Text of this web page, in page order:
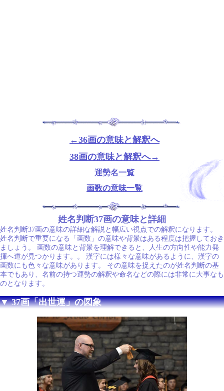
←36画の意味と解釈へ
38画の意味と解釈へ→
運勢名一覧
画数の意味一覧
姓名判断37画の意味と詳細
姓名判断37画の意味の詳細な解説と幅広い視点での解釈になります。
姓名判断で重要になる「画数」の意味や背景はある程度は把握しておき
ましょう。 画数の意味と背景を理解できると、人生の方向性や能力発
揮へ道が見つかります。。 漢字には様々な意味があるように、漢字の
画数にも色々な意味があります。 その意味を捉えたのが姓名判断の基
本でもあり、名前の持つ運勢の解釈や命名などの際には非常に大事なも
のとなります。
▼ 37画「出世運」の図象